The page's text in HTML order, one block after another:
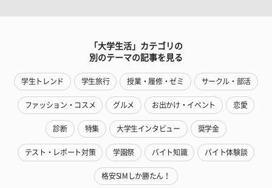
「大学生活」カテゴリの
別のテーマの記事を見る
学生トレンド 学生旅行 授業・履修・ゼミ サークル・部活
ファッション・コスメ グルメ お出かけ・イベント 恋愛
診断 特集 大学生インタビュー 奨学金
テスト・レポート対策 学園祭 バイト知識 バイト体験談
格安SIMしか勝たん！